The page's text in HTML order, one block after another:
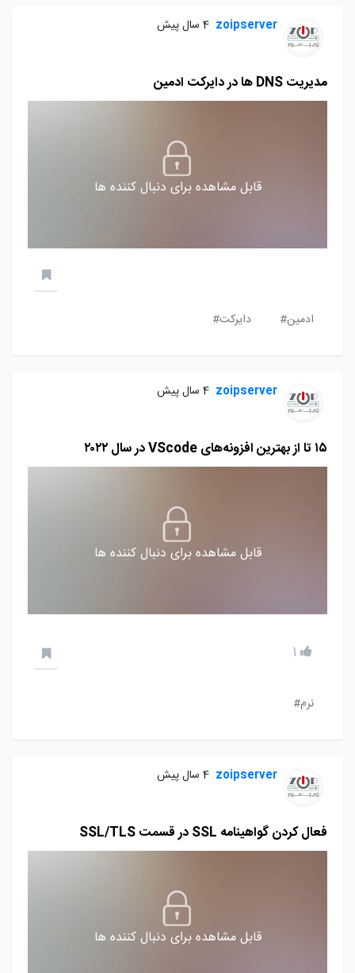
zoipserver 4 سال پیش
مدیریت DNS ها در دایرکت ادمین
قابل مشاهده برای دنبال کننده ها
ادمین# دایرکت#
zoipserver 4 سال پیش
۱۵ تا از بهترین افزونه‌های VScode در سال ۲۰۲۲
قابل مشاهده برای دنبال کننده ها
1
نرم#
zoipserver 4 سال پیش
فعال کردن گواهینامه SSL در قسمت SSL/TLS
قابل مشاهده برای دنبال کننده ها